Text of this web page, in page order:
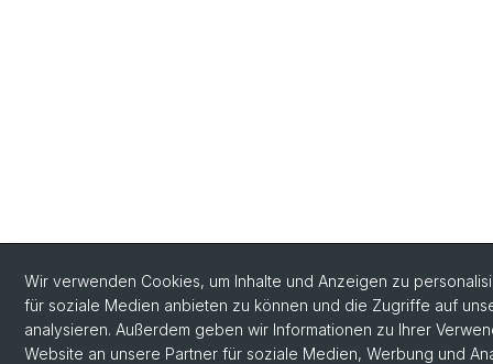
Wir verwenden Cookies, um Inhalte und Anzeigen zu
für soziale Medien anbieten zu können und die Zugriffe auf
analysieren. Außerdem geben wir Informationen zu Ihrer
Website an unsere Partner für soziale Medien, Werbung und